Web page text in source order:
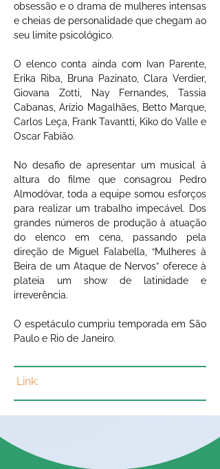
obsessão e o drama de mulheres intensas
e cheias de personalidade que chegam ao
seu limite psicológico.
O elenco conta ainda com Ivan Parente,
Erika Riba, Bruna Pazinato, Clara Verdier,
Giovana Zotti, Nay Fernandes, Tassia
Cabanas, Arízio Magalhães, Betto Marque,
Carlos Leça, Frank Tavantti, Kiko do Valle e
Oscar Fabião.
No desafio de apresentar um musical à
altura do filme que consagrou Pedro
Almodóvar, toda a equipe somou esforços
para realizar um trabalho impecável. Dos
grandes números de produção à atuação
do elenco em cena, passando pela
direção de Miguel Falabella, “Mulheres à
Beira de um Ataque de Nervos” oferece à
plateia um show de latinidade e
irreverência.
O espetáculo cumpriu temporada em São
Paulo e Rio de Janeiro.
Link: